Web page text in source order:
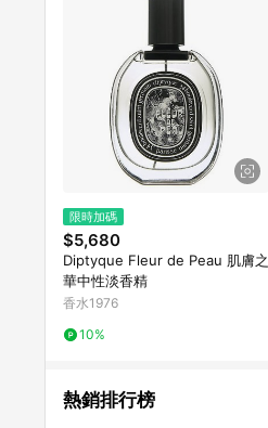
限時加碼
$5,680
Diptyque Fleur de Peau 肌膚之
華中性淡香精
香水1976
10%
熱銷排行榜